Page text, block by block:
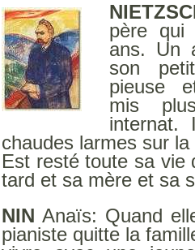
père
ans. Un
son
pieuse
mis
internat.
chaudes larmes sur
Est resté toute sa vie
tard et sa mère et sa
NIN Anaïs: Quand
pianiste quitte la